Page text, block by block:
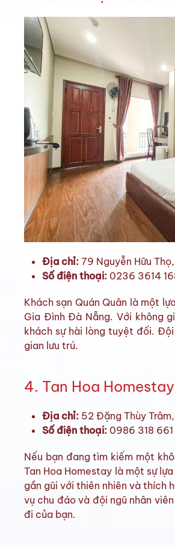
Địa chỉ: 79 Nguyễn Hữu
Số điện thoại: 0236 3614
Khách sạn Quán Quân là một
Gia Đình Đà Nẵng. Với không
khách sự hài lòng tuyệt đối.
gian lưu trú.
4. Tan Hoa Homestay
Địa chỉ: 52 Đặng Thùy
Số điện thoại: 0986 318 661
Nếu bạn đang tìm kiếm một
Tan Hoa Homestay là một sự
gần gũi với thiên nhiên và thích
vụ chu đáo và đội ngũ nhân
đi của bạn.